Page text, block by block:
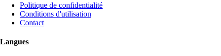
Politique de confidentialité
Conditions d'utilisation
Contact
Langues